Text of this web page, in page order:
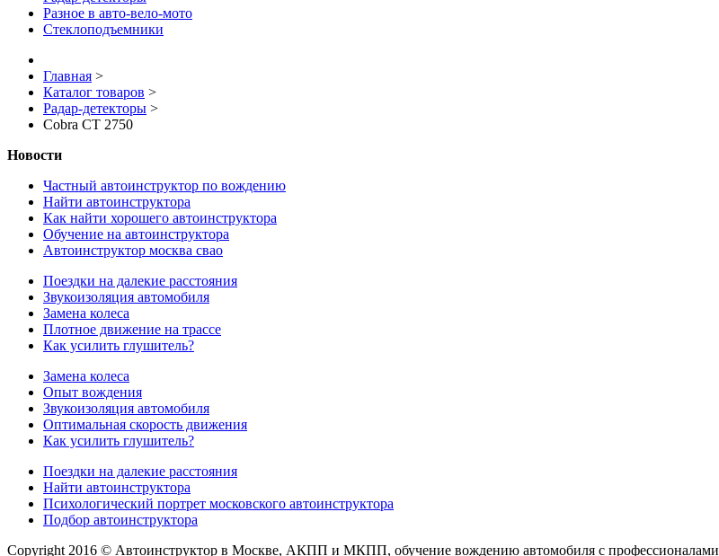
Разное в авто-вело-мото
Стеклоподъемники
Главная >
Каталог товаров >
Радар-детекторы >
Cobra CT 2750
Новости
Частный автоинструктор по вождению
Найти автоинструктора
Как найти хорошего автоинструктора
Обучение на автоинструктора
Автоинструктор москва свао
Поездки на далекие расстояния
Звукоизоляция автомобиля
Замена колеса
Плотное движение на трассе
Как усилить глушитель?
Замена колеса
Опыт вождения
Звукоизоляция автомобиля
Оптимальная скорость движения
Как усилить глушитель?
Поездки на далекие расстояния
Найти автоинструктора
Психологический портрет московского автоинструктора
Подбор автоинструктора
Copyright 2016 © Автоинструктор в Москве, АКПП и МКПП, обучение вождению автомобиля с профессионалами